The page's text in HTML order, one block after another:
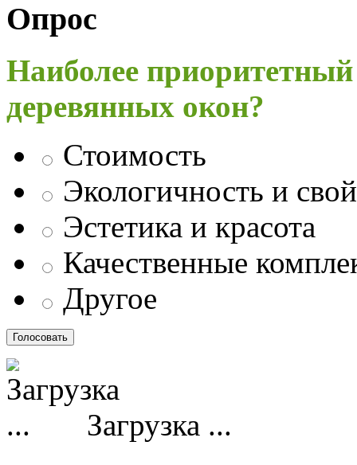
Опрос
Наиболее
деревянных окон?
Стоимость
Экологичность и
Эстетика и красота
Качественные
Другое
Загрузка ...